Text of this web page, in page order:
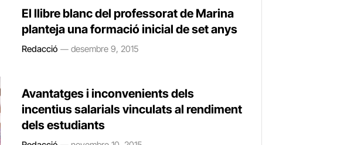
El llibre blanc del professorat de Marina
planteja una formació inicial de set anys
Redacció desembre 9, 2015
Avantatges i inconvenients dels
incentius salarials vinculats al rendiment
dels estudiants